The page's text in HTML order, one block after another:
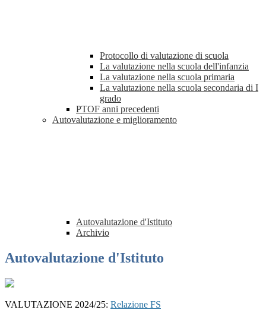
Protocollo di valutazione di scuola
La valutazione nella scuola dell'infanzia
La valutazione nella scuola primaria
La valutazione nella scuola secondaria di I
grado
PTOF anni precedenti
Autovalutazione e miglioramento
Autovalutazione d'Istituto
Archivio
Autovalutazione d'Istituto
VALUTAZIONE 2024/25: Relazione FS